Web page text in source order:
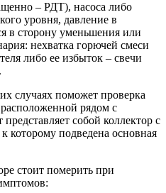
– РДТ), насоса либо
уровня, давление в
в сторону уменьшения или
нехватка горючей смеси
либо ее избыток – свечи
случаях поможет проверка
рядом с
собой коллектор с
которому подведена основная
стоит померить при